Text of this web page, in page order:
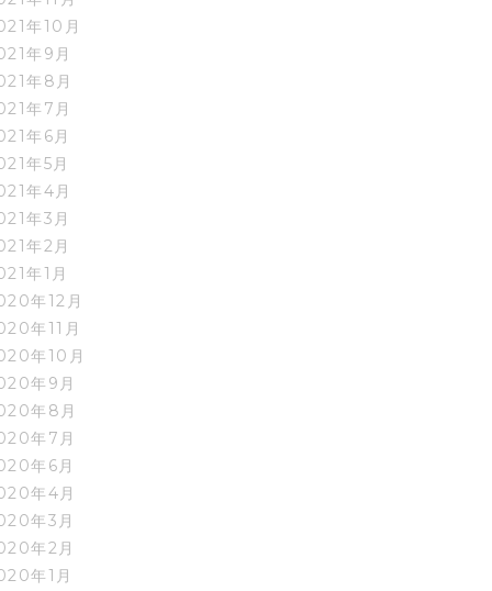
年10月
年9月
年8月
年7月
年6月
年5月
年4月
年3月
年2月
年1月
年12月
年11月
年10月
年9月
年8月
年7月
年6月
年4月
年3月
年2月
年1月